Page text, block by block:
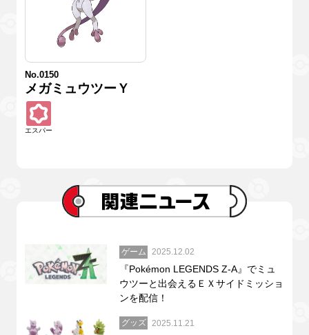
No.0150
メガミュウツーＹ
エスパー
ゲーム 2025.12.02
『Pokémon LEGENDS Z-A』でミュ
ウツーと出会えるＥＸサイドミッショ
ンを配信！
グッズ 2025.11.21